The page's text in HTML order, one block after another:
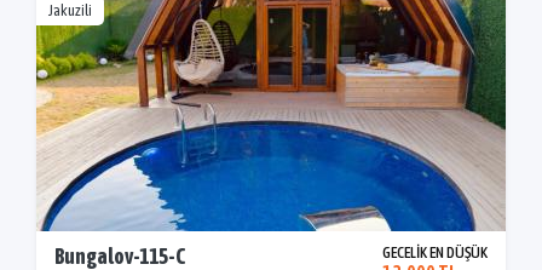
Jakuzili
Bungalov-115-C GECELİK EN DÜŞÜK